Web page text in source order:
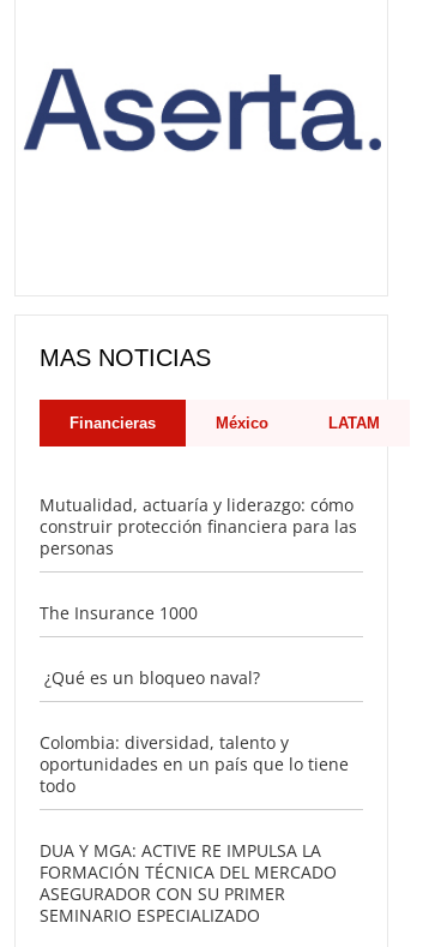
MAS NOTICIAS
Financieras México LATAM
Mutualidad, actuaría y liderazgo: cómo
construir protección financiera para las
personas
The Insurance 1000
¿Qué es un bloqueo naval?
Colombia: diversidad, talento y
oportunidades en un país que lo tiene
todo
DUA Y MGA: ACTIVE RE IMPULSA LA
FORMACIÓN TÉCNICA DEL MERCADO
ASEGURADOR CON SU PRIMER
SEMINARIO ESPECIALIZADO